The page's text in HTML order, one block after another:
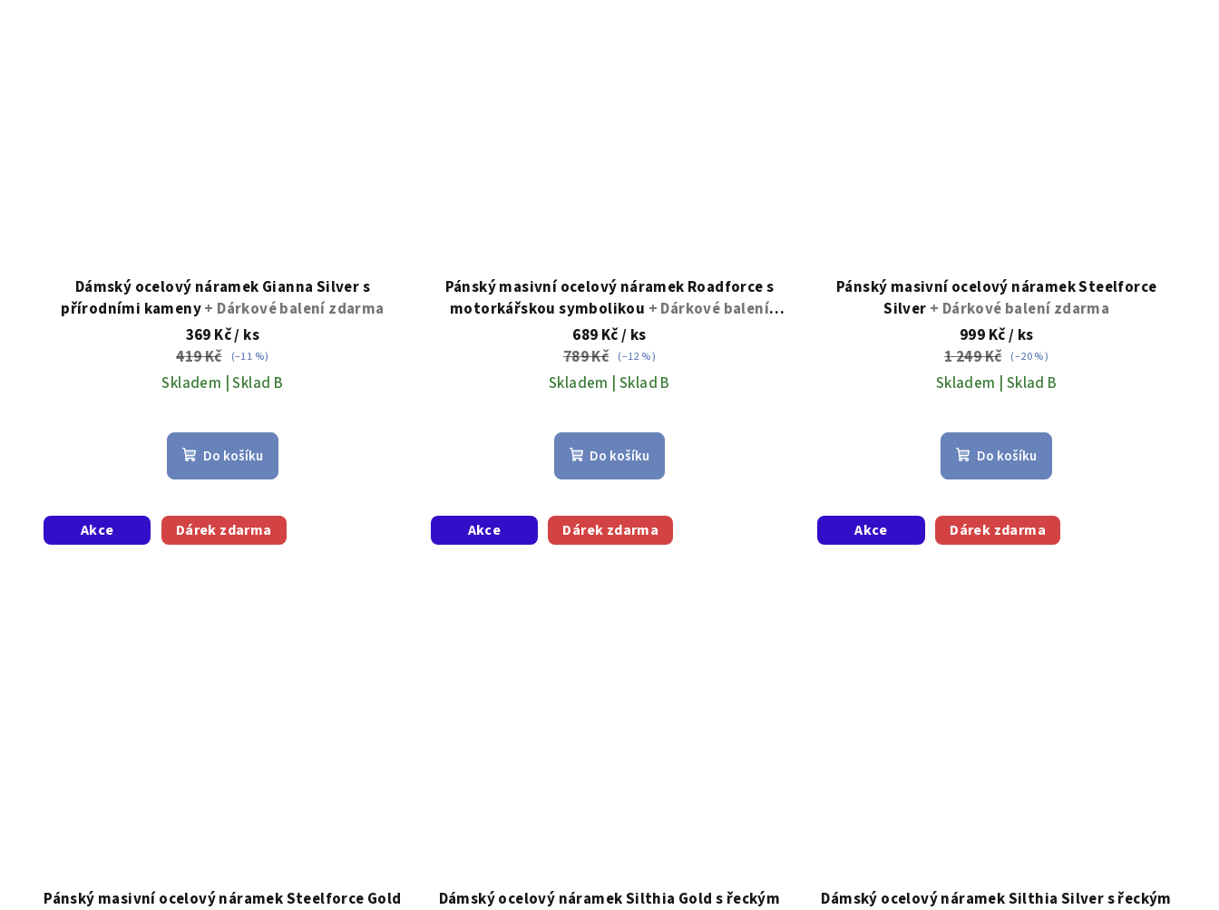
Dámský ocelový náramek Gianna Silver s
přírodními kameny+ Dárkové balení zdarma
369 Kč/ ks
419 Kč
(–11 %)
Skladem | Sklad B
Do košíku
Pánský masivní ocelový náramek Roadforce s
motorkářskou symbolikou + Dárkové balení
zdarma
689 Kč/ ks
789 Kč (–12 %)
Skladem | Sklad B
Do košíku
Pánský masivní ocelový náramek Steelforce
Silver + Dárkové balení zdarma
999 Kč/ ks
1 249 Kč (–20 %)
Skladem | Sklad B
Do košíku
Akce Dárek zdarma
Pánský masivní ocelový náramek Steelforce Gold
Akce Dárek zdarma
Dámský ocelový náramek Silthia Gold s řeckým
Akce Dárek zdarma
Dámský ocelový náramek Silthia Silver s řeckým